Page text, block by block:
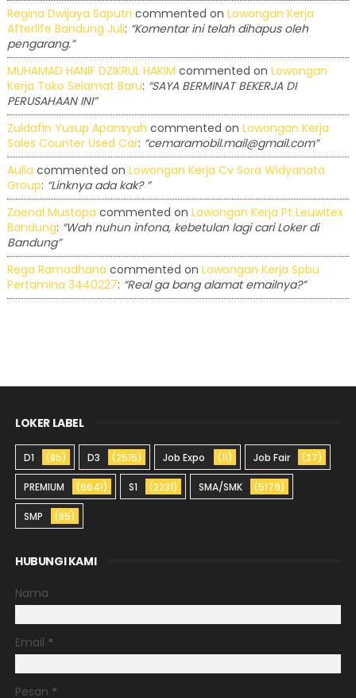
Regina Dwijaya Saputri commented on Lowongan Kerja
Afterlife Bandung Juli: “Komentar ini telah dihapus oleh
pengarang.”
MUHAMAD HANIF DZIKRUL HAKIM commented on Lowongan
Kerja Toko Selamat Baru: “SAYA BERMINAT BEKERJA DI
PERUSAHAAN INI”
Zuldafin Yusup Apansyah commented on Lowongan Kerja
Sales Counter Used Car: “cemaramobil.mail@gmail.com”
Aulia commented on Lowongan Kerja Cv Sora Widyanata
Group: “Linknya ada kak? ”
Zaenal Mustopa commented on Lowongan Kerja Pt Leuwitex
Bandung: “Wah nuhun infona, kebetulan lagi cari Loker di
Bandung”
Rega Ramadhana commented on Lowongan Kerja Spbu
Pertamina 3440227: “Real ga bang alamat emailnya?”
LOKER LABEL
D1 (85) D3 (2515) Job Expo (11) Job Fair (27)
PREMIUM (6641) S1 (2231) SMA/SMK (5179)
SMP (85)
HUBUNGI KAMI
Nama
Email *
Pesan *